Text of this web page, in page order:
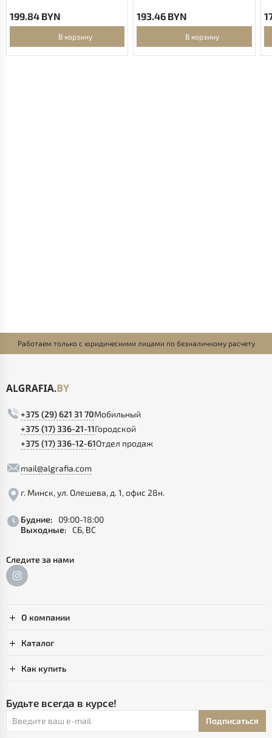
199.84 BYN
В корзину
193.46 BYN
В корзину
Работаем только с юридическими лицами по безналичному расчету
+375 (29) 621 31 70Мобильный
+375 (17) 336-21-11Городской
+375 (17) 336-12-61Отдел продаж
mail@algrafia.com
г. Минск, ул. Олешева, д. 1, офис 28н.
Будние:
09:00-18:00
Выходные: СБ, ВС
Следите за нами
О компании
Каталог
Как купить
Будьте всегда в курсе!
Подписаться